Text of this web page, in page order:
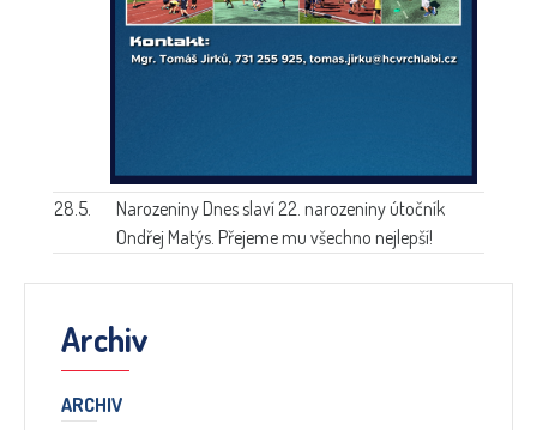
28.5. Narozeniny Dnes slaví 22. narozeniny útočník
Ondřej Matýs. Přejeme mu všechno nejlepší!
Archiv
ARCHIV